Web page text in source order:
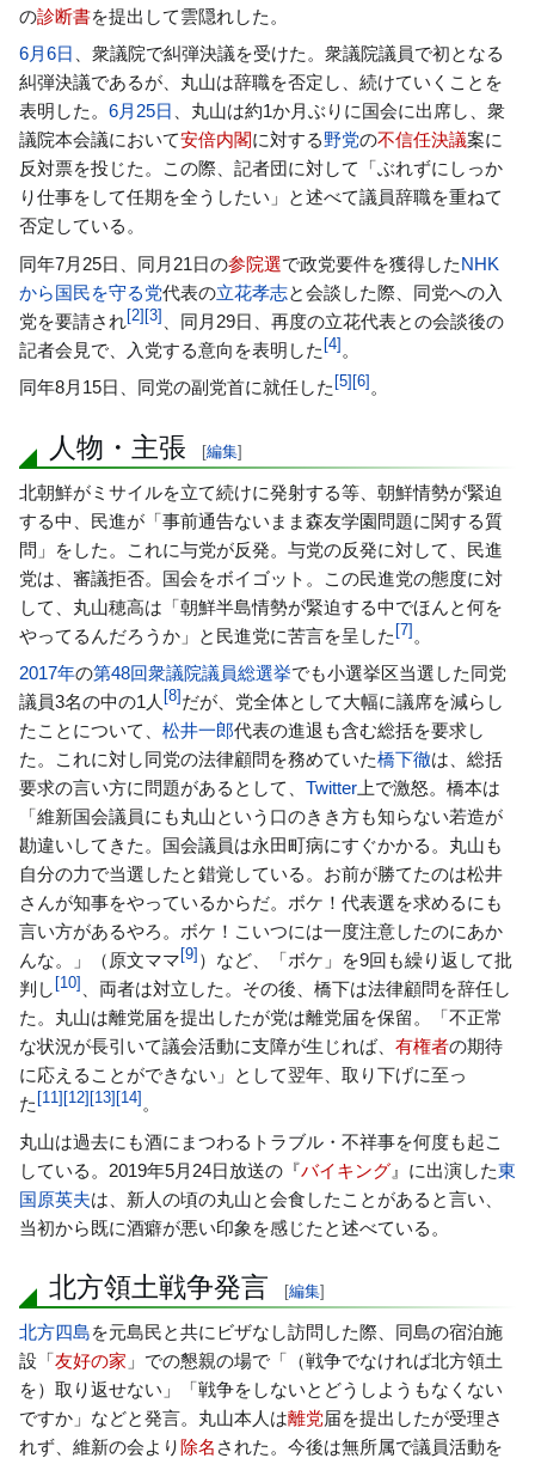
の診断書を提出して雲隠れした。
6月6日
、衆議院で糾弾決議を受けた。衆議院議員で初となる
糾弾決議であるが、丸山は辞職を否定し、続けていくことを
表明した。 6月25日
、丸山は約1か月ぶりに国会に出席し、衆
議院本会議において安倍内閣に対する野党の不信任決議案に
反対票を投じた。この際、記者団に対して「ぶれずにしっか
り仕事をして任期を全うしたい」と述べて議員辞職を重ねて
否定している。
同年7月25日、同月21日の参院選で政党要件を獲得したNHK
から国民を守る党代表の立花孝志と会談した際、同党への入
党を要請され[2] [3]
、同月29日、再度の立花代表との会談後の
記者会見で、入党する意向を表明した [4] 。
同年8月15日、同党の副党首に就任した 5 6 。
人物・主張 [編集]
北朝鮮がミサイルを立て続けに発射する等、朝鮮情勢が緊迫
する中、民進が「事前通告ないまま森友学園問題に関する質
問」をした。これに与党が反発。与党の反発に対して、民進
党は、審議拒否。国会をボイゴット。この民進党の態度に対
して、丸山穂高は「朝鮮半島情勢が緊迫する中でほんと何を
やってるんだろうか」と民進党に苦言を呈した [7] 。
2017年の第48回衆議院議員総選挙でも小選挙区当選した同党
議員3名の中の1人 8 だが、党全体として大幅に議席を減らし
たことについて、 松井一郎代表の進退も含む総括を要求し
た。これに対し同党の法律顧問を務めていた橋下徹は、総括
要求の言い方に問題があるとして、 Twitter 上で激怒。橋本は
「維新国会議員にも丸山という口のきき方も知らない若造が
勘違いしてきた。国会議員は永田町病にすぐかかる。丸山も
自分の力で当選したと錯覚している。お前が勝てたのは松井
さんが知事をやっているからだ。ボケ！代表選を求めるにも
言い方があるやろ。ボケ！こいつには一度注意したのにあか
んな。」（原文ママ 9 ）など、「ボケ」を9回も繰り返して批
判し 10
、両者は対立した。その後、橋下は法律顧問を辞任し
た。丸山は離党届を提出したが党は離党届を保留。「不正常
な状況が長引いて議会活動に支障が生じれば、 有権者の期待
に応えることができない」として翌年、取り下げに至っ
た 11 12 13 14 。
丸山は過去にも酒にまつわるトラブル・不祥事を何度も起こ
している。2019年5月24日放送の『バイキング 』に出演した東
国原英夫は、新人の頃の丸山と会食したことがあると言い、
当初から既に酒癖が悪い印象を感じたと述べている。
北方領土戦争発言 [編集]
北方四島を元島民と共にビザなし訪問した際、同島の宿泊施
設「友好の家 」での懇親の場で「（戦争でなければ北方領土
を）取り返せない」「戦争をしないとどうしようもなくない
ですか」などと発言。丸山本人は離党届を提出したが受理さ
れず、維新の会より 除名 された。今後は無所属で議員活動を